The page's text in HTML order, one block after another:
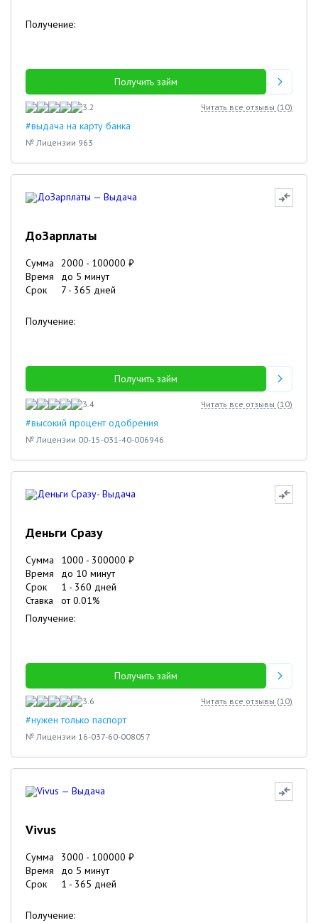
Получение:
Получить займ
3.2 Читать все отзывы (10)
#выдача на карту банка
№ Лицензии 963
ДоЗарплаты
Сумма 2000 - 100000 ₽
Время
до 5 минут
Срок
7 - 365 дней
Получение:
Получить займ
3.4 Читать все отзывы (10)
#высокий процент одобрения
№ Лицензии 00-15-031-40-006946
Деньги Сразу
Сумма 1000 - 300000 ₽
Время
до 10 минут
Срок
1 - 360 дней
Ставка
от0.01%
Получение:
Получить займ
3.6 Читать все отзывы (10)
#нужен только паспорт
№ Лицензии 16-037-60-008057
Vivus
Сумма 3000 - 100000 ₽
Время
до 5 минут
Срок
1 - 365 дней
Получение: